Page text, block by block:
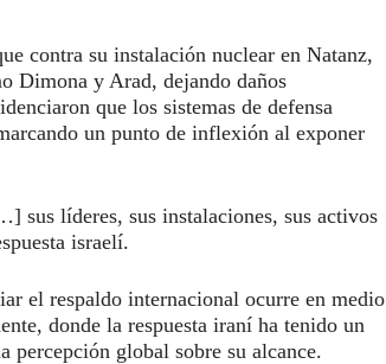
contra su instalación nuclear en Natanz,
Dimona y Arad, dejando daños
que los sistemas de defensa
un punto de inflexión al exponer
líderes, sus instalaciones, sus activos
israelí.
el respaldo internacional ocurre en medio
donde la respuesta iraní ha tenido un
global sobre su alcance.